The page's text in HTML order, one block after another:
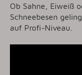
Ob Sahne, Eiweiß
Schneebesen
auf Profi-Niveau.